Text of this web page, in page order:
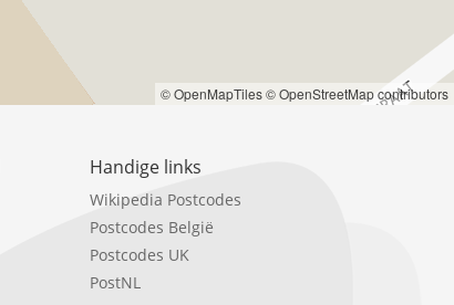
© OpenMapTiles© OpenStreetMap contributors
Handige links
Wikipedia Postcodes
Postcodes België
Postcodes UK
PostNL